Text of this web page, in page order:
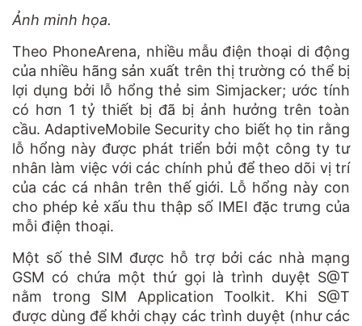
Ảnh minh họa.
Theo PhoneArena, nhiều mẫu điện thoại di động
của nhiều hãng sản xuất trên thị trường có thể bị
lợi dụng bởi lỗ hổng thẻ sim Simjacker; ước tính
có hơn 1 tỷ thiết bị đã bị ảnh hưởng trên toàn
cầu. AdaptiveMobile Security cho biết họ tin rằng
lỗ hổng này được phát triển bởi một công ty tư
nhân làm việc với các chính phủ để theo dõi vị trí
của các cá nhân trên thế giới. Lỗ hổng này con
cho phép kẻ xấu thu thập số IMEI đặc trưng của
mỗi điện thoại.
Một số thẻ SIM được hỗ trợ bởi các nhà mạng
GSM có chứa một thứ gọi là trình duyệt S@T
nằm trong SIM Application Toolkit. Khi S@T
được dùng để khởi chạy các trình duyệt (như các